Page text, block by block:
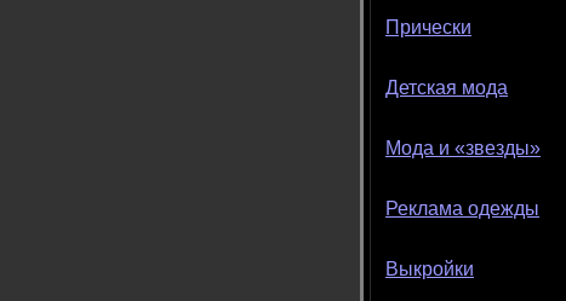
Прически
Детская мода
Мода и «звезды»
Реклама одежды
Выкройки